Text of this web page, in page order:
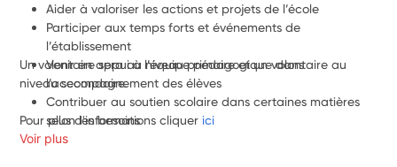
Aider à valoriser les actions et projets de l’école
Participer aux temps forts et événements de
l’établissement
Venir en appui à l’équipe pédagogique dans
l’accompagnement des élèves
Contribuer au soutien scolaire dans certaines matières
selon les besoins
Participer à l’animation de la vie scolaire auprès des
Un volontaire sera au niveau primaire et un volontaire au
niveau secondaire.
Pour plus d'informations cliquer ici
Voir plus